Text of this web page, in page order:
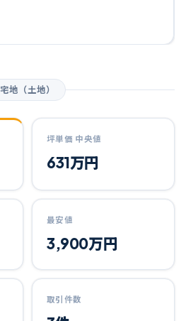
宅地（土地）
坪単価 中央値
631万円
最安値
3,900万円
取引件数